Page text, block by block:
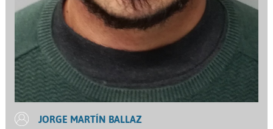
JORGE MARTÍN BALLAZ